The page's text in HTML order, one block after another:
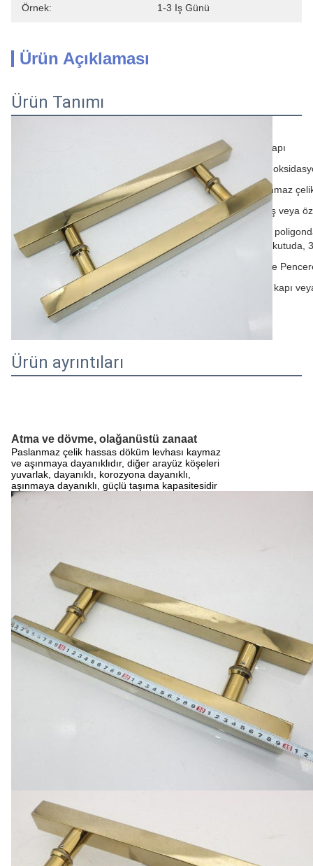
Örnek: 1-3 Iş Günü
Ürün Açıklaması
Ürün Tanımı
Ürün Adı
Kapı sapı
Bitir.
Krom,
malzeme
Paslanmaz
Gümüş veya
Paketleme
1 adet
küçük kutuda,
Uygulama
Kapı ve
ahşap kapı
Ürün ayrıntıları
Atma ve dövme, olağanüstü zanaat
Paslanmaz çelik hassas döküm levhası kaymaz
ve aşınmaya dayanıklıdır, diğer arayüz köşeleri
yuvarlak, dayanıklı, korozyona dayanıklı,
aşınmaya dayanıklı, güçlü taşıma kapasitesidir